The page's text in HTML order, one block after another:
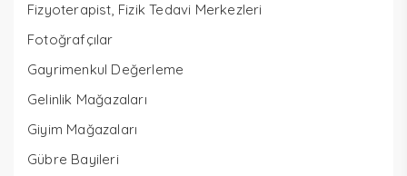
Fizyoterapist, Fizik Tedavi Merkezleri
Fotoğrafçılar
Gayrimenkul Değerleme
Gelinlik Mağazaları
Giyim Mağazaları
Gübre Bayileri